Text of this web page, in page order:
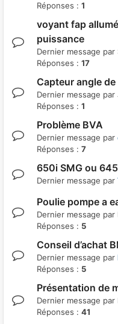
Réponses : 1
voyant fap
puissance
Dernier message par
Réponses : 17
Capteur angle
Dernier message par
Réponses : 1
Problème BVA
Dernier message par
Réponses : 7
650i SMG ou
Dernier message par
Poulie pompe a
Dernier message par
Réponses : 5
Conseil d’achat
Dernier message par
Réponses : 5
Présentation de
Dernier message par
Réponses : 41